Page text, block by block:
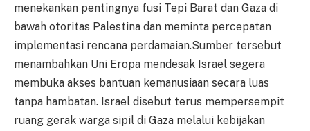
menekankan pentingnya fusi Tepi Barat dan Gaza di
bawah otoritas Palestina dan meminta percepatan
implementasi rencana perdamaian.Sumber tersebut
menambahkan Uni Eropa mendesak Israel segera
membuka akses bantuan kemanusiaan secara luas
tanpa hambatan. Israel disebut terus mempersempit
ruang gerak warga sipil di Gaza melalui kebijakan